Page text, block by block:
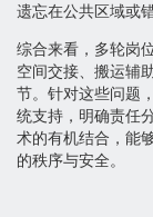
遗忘在公共区域或
综合来看，多轮岗
空间交接、搬运辅
节。针对这些问题
统支持，明确责任
术的有机结合，能
的秩序与安全。